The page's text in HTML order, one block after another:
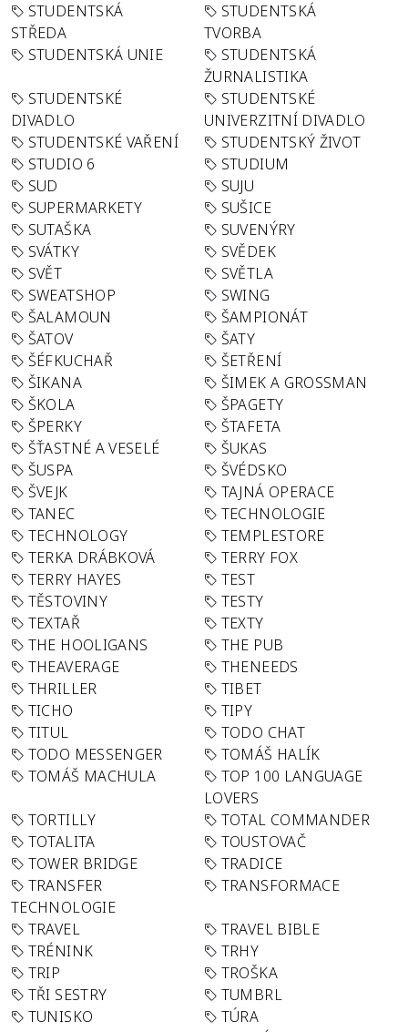
STUDENTSKÁ
STŘEDA
STUDENTSKÁ
TVORBA
STUDENTSKÁ UNIE
STUDENTSKÁ
ŽURNALISTIKA
STUDENTSKÉ
DIVADLO
STUDENTSKÉ
UNIVERZITNÍ DIVADLO
STUDENTSKÉ VAŘENÍ
STUDENTSKÝ ŽIVOT
STUDIO 6
STUDIUM
SUD
SUJU
SUPERMARKETY
SUŠICE
SUTAŠKA
SUVENÝRY
SVÁTKY
SVĚDEK
SVĚT
SVĚTLA
SWEATSHOP
SWING
ŠALAMOUN
ŠAMPIONÁT
ŠATOV
ŠATY
ŠÉFKUCHAŘ
ŠETŘENÍ
ŠIKANA
ŠIMEK A GROSSMAN
ŠKOLA
ŠPAGETY
ŠPERKY
ŠTAFETA
ŠŤASTNÉ A VESELÉ
ŠUKAS
ŠUSPA
ŠVÉDSKO
ŠVEJK
TAJNÁ OPERACE
TANEC
TECHNOLOGIE
TECHNOLOGY
TEMPLESTORE
TERKA DRÁBKOVÁ
TERRY FOX
TERRY HAYES
TEST
TĚSTOVINY
TESTY
TEXTAŘ
TEXTY
THE HOOLIGANS
THE PUB
THEAVERAGE
THENEEDS
THRILLER
TIBET
TICHO
TIPY
TITUL
TODO CHAT
TODO MESSENGER
TOMÁŠ HALÍK
TOMÁŠ MACHULA
TOP 100 LANGUAGE
LOVERS
TORTILLY
TOTAL COMMANDER
TOTALITA
TOUSTOVAČ
TOWER BRIDGE
TRADICE
TRANSFER
TECHNOLOGIE
TRANSFORMACE
TRAVEL
TRAVEL BIBLE
TRÉNINK
TRHY
TRIP
TROŠKA
TŘI SESTRY
TUMBRL
TUNISKO
TÚRA